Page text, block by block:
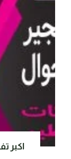
اكبر